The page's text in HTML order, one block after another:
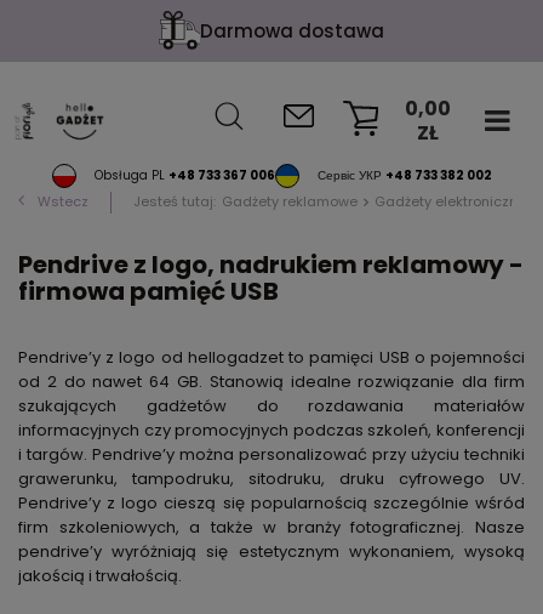
Darmowa dostawa
Obsługa PL +48 733 367 006 Сервіс УКР +48 733 382 002
0,00
ZŁ
Wstecz Jesteś tutaj: Gadżety reklamowe Gadżety elektroniczne
Pendrive z logo, nadrukiem reklamowy -
firmowa pamięć USB
Pendrive’y z logo od hellogadzet to pamięci USB o pojemności
od 2 do nawet 64 GB. Stanowią idealne rozwiązanie dla firm
szukających gadżetów do rozdawania materiałów
informacyjnych czy promocyjnych podczas szkoleń, konferencji
i targów. Pendrive’y można personalizować przy użyciu techniki
grawerunku, tampodruku, sitodruku, druku cyfrowego UV.
Pendrive’y z logo cieszą się popularnością szczególnie wśród
firm szkoleniowych, a także w branży fotograficznej. Nasze
pendrive’y wyróżniają się estetycznym wykonaniem, wysoką
jakością i trwałością.